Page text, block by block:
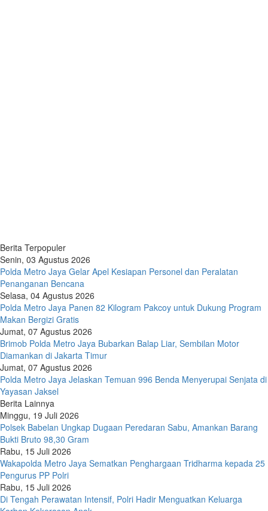
Berita Terpopuler
Senin, 03 Agustus 2026
Polda Metro Jaya Gelar Apel Kesiapan Personel dan Peralatan
Penanganan Bencana
Selasa, 04 Agustus 2026
Polda Metro Jaya Panen 82 Kilogram Pakcoy untuk Dukung Program
Makan Bergizi Gratis
Jumat, 07 Agustus 2026
Brimob Polda Metro Jaya Bubarkan Balap Liar, Sembilan Motor
Diamankan di Jakarta Timur
Jumat, 07 Agustus 2026
Polda Metro Jaya Jelaskan Temuan 996 Benda Menyerupai Senjata di
Yayasan Jaksel
Berita Lainnya
Minggu, 19 Juli 2026
Polsek Babelan Ungkap Dugaan Peredaran Sabu, Amankan Barang
Bukti Bruto 98,30 Gram
Rabu, 15 Juli 2026
Wakapolda Metro Jaya Sematkan Penghargaan Tridharma kepada 25
Pengurus PP Polri
Rabu, 15 Juli 2026
Di Tengah Perawatan Intensif, Polri Hadir Menguatkan Keluarga